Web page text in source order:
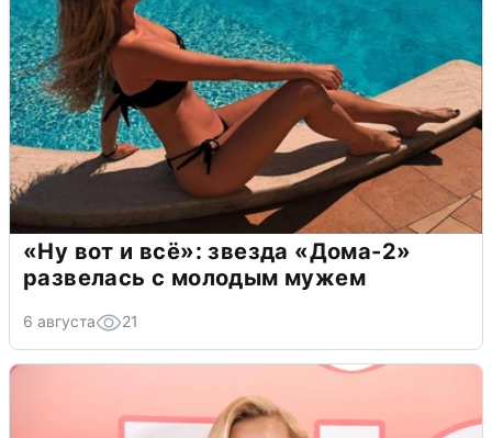
«Ну вот и всё»: звезда «Дома-2»
развелась с молодым мужем
6 августа 21